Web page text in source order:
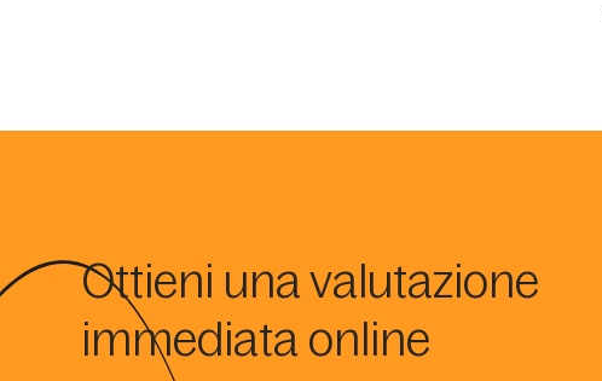
Ottieni una valutazione
immediata online